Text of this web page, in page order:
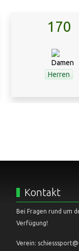
170
Herren
Kontakt
Bei Fragen rund um
Verfügung!
Verein: